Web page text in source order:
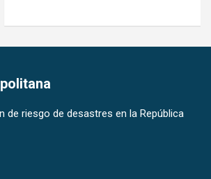
de riesgo de desastres en la República